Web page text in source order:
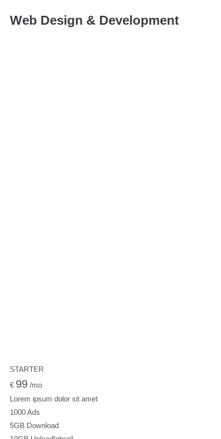
Web Design & Development
STARTER
€ 99 /mo
Lorem ipsum dolor sit amet
1000 Ads
5GB Download